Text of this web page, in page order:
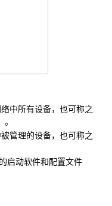
中所有设备，也可称之
管理的设备，也可称之
启动软件和配置文件